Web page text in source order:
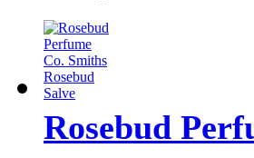
Rosebud